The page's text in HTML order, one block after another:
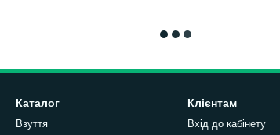
Каталог
Взуття
Клієнтам
Вхід до кабінету